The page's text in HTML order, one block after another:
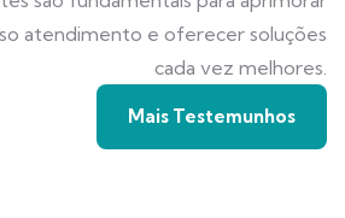
atendimento e oferecer soluções
cada vez melhores.
Mais Testemunhos